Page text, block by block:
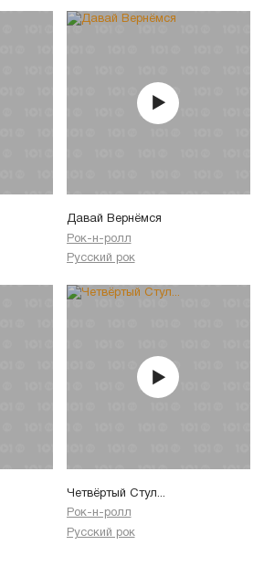
Давай Вернёмся
Рок-н-ролл
Русский рок
Четвёртый Стул...
Рок-н-ролл
Русский рок